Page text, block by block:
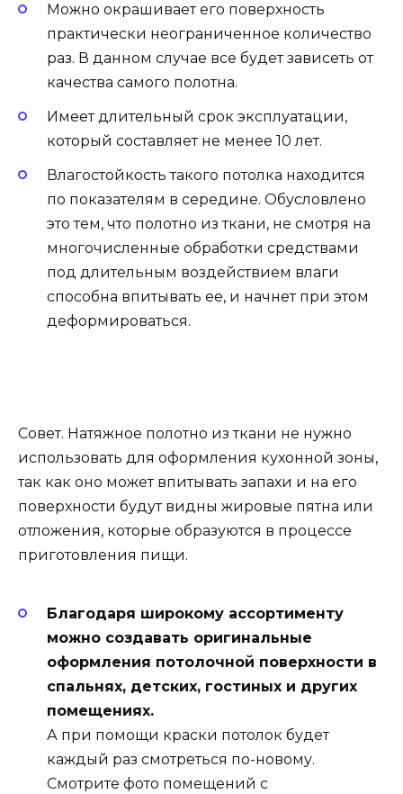
Можно окрашивает его поверхность
практически неограниченное количество
раз. В данном случае все будет зависеть от
качества самого полотна.
Имеет длительный срок эксплуатации,
который составляет не менее 10 лет.
Влагостойкость такого потолка находится
по показателям в середине. Обусловлено
это тем, что полотно из ткани, не смотря на
многочисленные обработки средствами
под длительным воздействием влаги
способна впитывать ее, и начнет при этом
деформироваться.
Совет. Натяжное полотно из ткани не нужно
использовать для оформления кухонной зоны,
так как оно может впитывать запахи и на его
поверхности будут видны жировые пятна или
отложения, которые образуются в процессе
приготовления пищи.
Благодаря широкому ассортименту
можно создавать оригинальные
оформления потолочной поверхности в
спальнях, детских, гостиных и других
помещениях.
А при помощи краски потолок будет
каждый раз смотреться по-новому.
Смотрите фото помещений с